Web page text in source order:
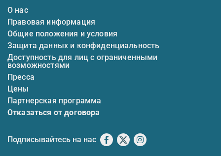
О нас
Правовая информация
Общие положения и условия
Защита данных и конфиденциальность
Доступность для лиц с ограниченными
возможностями
Пресса
Цены
Партнерская программа
Отказаться от договора
Подписывайтесь на нас Facebook
X Instagram